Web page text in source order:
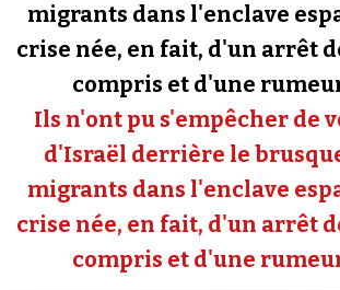
Newsletter
Faire un don
Demander à Vera
Se connecter
migrants dans l'enclave
crise née, en fait, d'un arrêt
compris et d'une
Ils n'ont pu s'empêcher de
d'Israël derrière le
migrants dans l'enclave
crise née, en fait, d'un arrêt
compris et d'une